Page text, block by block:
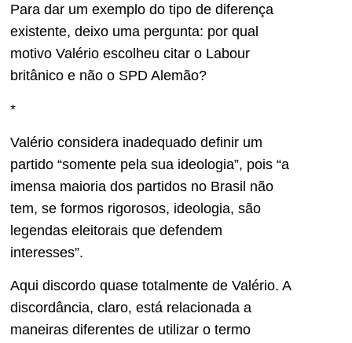
Para dar um exemplo do tipo de diferença
existente, deixo uma pergunta: por qual
motivo Valério escolheu citar o Labour
britânico e não o SPD Alemão?
*
Valério considera inadequado definir um
partido “somente pela sua ideologia”, pois “a
imensa maioria dos partidos no Brasil não
tem, se formos rigorosos, ideologia, são
legendas eleitorais que defendem
interesses”.
Aqui discordo quase totalmente de Valério. A
discordância, claro, está relacionada a
maneiras diferentes de utilizar o termo